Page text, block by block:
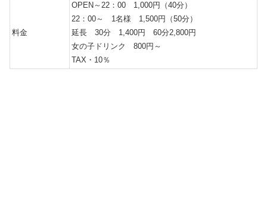
料金
OPEN～22：00 1,000円（40分）
22：00～ 1名様 1,500円（50分）
延長 30分 1,400円 60分2,800円
女の子ドリンク 800円～
TAX・10％